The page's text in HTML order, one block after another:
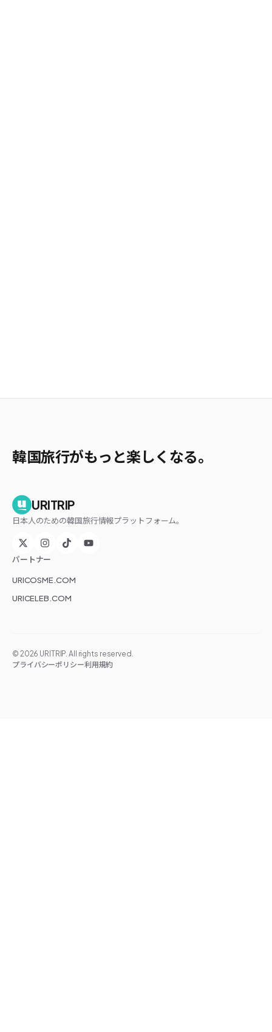
韓国旅行がもっと楽しくなる。
URITRIP
日本人のための韓国旅行情報プラットフォーム。
パートナー
URICOSME.COM
URICELEB.COM
© 2026 URITRIP. All rights reserved.
プライバシーポリシー利用規約